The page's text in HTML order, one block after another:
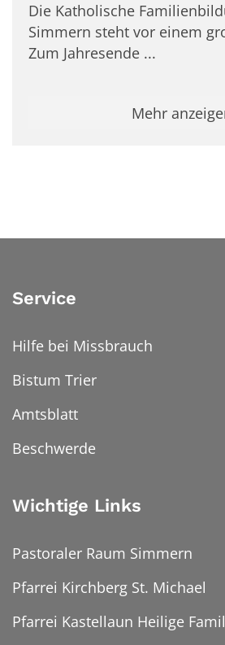
Die Katholische
Simmern steht vor einem
Zum Jahresende ...
Mehr
Service
Hilfe bei Missbrauch
Bistum Trier
Amtsblatt
Beschwerde
Wichtige Links
Pastoraler Raum Simmern
Pfarrei Kirchberg St. Michael
Pfarrei Kastellaun Heilige